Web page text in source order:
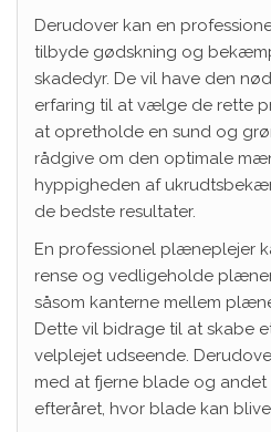
Derudover kan en
tilbyde gødskning og
skadedyr. De vil have den
erfaring til at vælge de rette
at opretholde en sund og
rådgive om den optimale
hyppigheden af
de bedste resultater.
En professionel plæneplejer
rense og vedligeholde
såsom kanterne mellem
Dette vil bidrage til at skabe
velplejet udseende.
med at fjerne blade og
efteråret, hvor blade kan